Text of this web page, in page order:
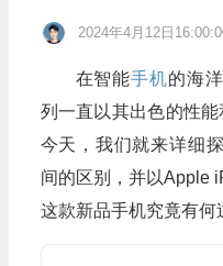
2024年4月12日
在智能手机的海
列一直以其出色的性能
今天，我们就来详细
间的区别，并以Apple
这款新品手机究竟有何